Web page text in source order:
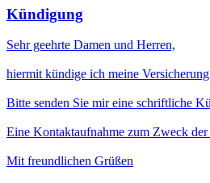
Kündigung
Sehr geehrte Damen und Herren,
hiermit kündige ich meine
Bitte senden Sie mir eine schriftliche
Eine Kontaktaufnahme zum Zweck
Mit freundlichen Grüßen